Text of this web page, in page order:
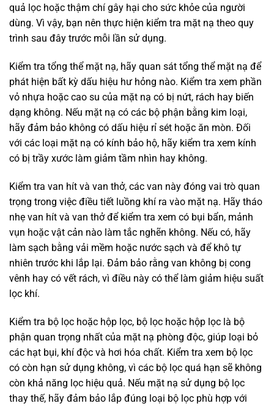
quả lọc hoặc thậm chí gây hại cho sức khỏe của người
dùng. Vì vậy, bạn nên thực hiện kiểm tra mặt nạ theo quy
trình sau đây trước mỗi lần sử dụng.
Kiểm tra tổng thể mặt nạ, hãy quan sát tổng thể mặt nạ để
phát hiện bất kỳ dấu hiệu hư hỏng nào. Kiểm tra xem phần
vỏ nhựa hoặc cao su của mặt nạ có bị nứt, rách hay biến
dạng không. Nếu mặt nạ có các bộ phận bằng kim loại,
hãy đảm bảo không có dấu hiệu rỉ sét hoặc ăn mòn. Đối
với các loại mặt nạ có kính bảo hộ, hãy kiểm tra xem kính
có bị trầy xước làm giảm tầm nhìn hay không.
Kiểm tra van hít và van thở, các van này đóng vai trò quan
trọng trong việc điều tiết luồng khí ra vào mặt nạ. Hãy tháo
nhẹ van hít và van thở để kiểm tra xem có bụi bẩn, mảnh
vụn hoặc vật cản nào làm tắc nghẽn không. Nếu có, hãy
làm sạch bằng vải mềm hoặc nước sạch và để khô tự
nhiên trước khi lắp lại. Đảm bảo rằng van không bị cong
vênh hay có vết rách, vì điều này có thể làm giảm hiệu suất
lọc khí.
Kiểm tra bộ lọc hoặc hộp lọc, bộ lọc hoặc hộp lọc là bộ
phận quan trọng nhất của mặt nạ phòng độc, giúp loại bỏ
các hạt bụi, khí độc và hơi hóa chất. Kiểm tra xem bộ lọc
có còn hạn sử dụng không, vì các bộ lọc quá hạn sẽ không
còn khả năng lọc hiệu quả. Nếu mặt nạ sử dụng bộ lọc
thay thế, hãy đảm bảo lắp đúng loại bộ lọc phù hợp với